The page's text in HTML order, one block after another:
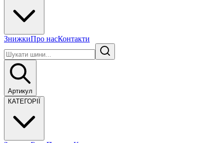
ЗнижкиПро насКонтакти
Артикул
КАТЕГОРІЇ